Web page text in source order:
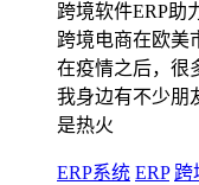
跨境软件ERP助
跨境电商在欧美
在疫情之后，很
我身边有不少朋
是热火
ERP系统 ERP 跨